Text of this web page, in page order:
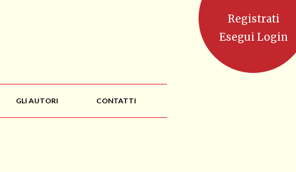
GLI AUTORI CONTATTI
Registrati
Esegui Login